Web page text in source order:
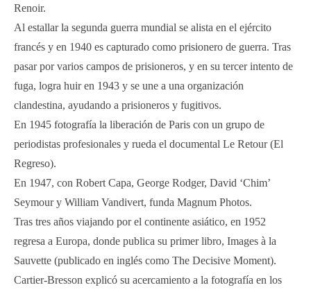
Renoir.
Al estallar la segunda guerra mundial se alista en el ejército
francés y en 1940 es capturado como prisionero de guerra. Tras
pasar por varios campos de prisioneros, y en su tercer intento de
fuga, logra huir en 1943 y se une a una organización
clandestina, ayudando a prisioneros y fugitivos.
En 1945 fotografía la liberación de Paris con un grupo de
periodistas profesionales y rueda el documental Le Retour (El
Regreso).
En 1947, con Robert Capa, George Rodger, David ‘Chim’
Seymour y William Vandivert, funda Magnum Photos.
Tras tres años viajando por el continente asiático, en 1952
regresa a Europa, donde publica su primer libro, Images à la
Sauvette (publicado en inglés como The Decisive Moment).
Cartier-Bresson explicó su acercamiento a la fotografía en los